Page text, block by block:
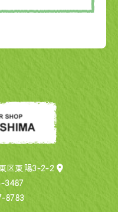
区東陽3-2-2
3487
8783